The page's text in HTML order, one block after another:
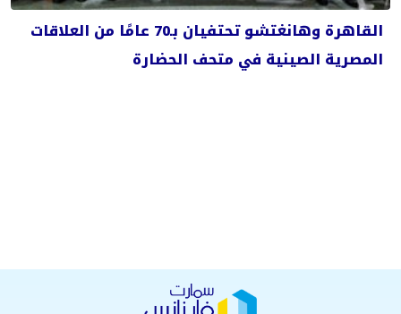
القاهرة وهانغتشو تحتفيان بـ70 عامًا من العلاقات
المصرية الصينية في متحف الحضارة